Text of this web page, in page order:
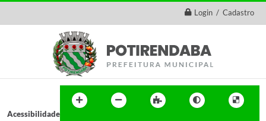
Login / Cadastro
Acessibilidade